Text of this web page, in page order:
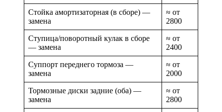
Стойка амортизаторная (в сборе) —
замена
≈ от
2800
Ступица/поворотный кулак в сборе
— замена
≈ от
2400
Суппорт переднего тормоза —
замена
≈ от
2000
Тормозные диски задние (оба) —
замена
≈ от
2800